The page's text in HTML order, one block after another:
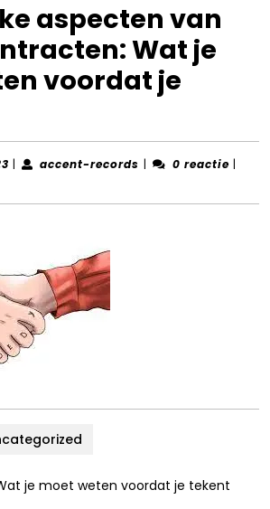
aspecten van
Wat je
voordat je
10| accent-records accent-
| 0 reactie |
je moet weten voordat je tekent